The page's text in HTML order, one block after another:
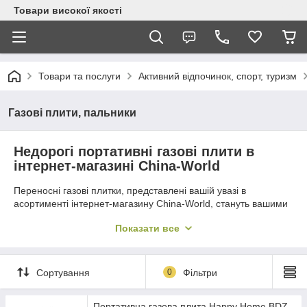
Товари високої якості
Товари та послуги Активний відпочинок, спорт, туризм
Газові плити, пальники
Недорогі портативні газові плити в
інтернет-магазині China-World
Переносні газові плитки, представлені вашій увазі в
асортименті інтернет-магазину China-World, стануть вашими
допомогою таких пристроїв можна укомплектувати свою
себе від пошуку полін і розпалювання мангалу.
У портативних газових плиток є кілька переваг. Вони
відрізняються компактністю, зручністю в транспортуванні, а
Показати все
Сортування 0 Фільтри